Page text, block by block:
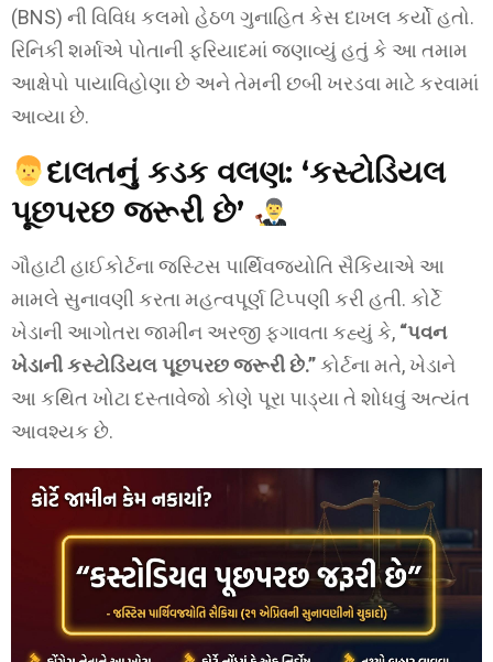
(BNS) ની વિવિધ કલમો હેઠળ ગુનાહિત કેસ દાખલ કર્યો હતો.
રિનિકી શર્માએ પોતાની ફરિયાદમાં જણાવ્યું હતું કે આ તમામ
આક્ષેપો પાયાવિહોણા છે અને તેમની છબી ખરડવા માટે કરવામાં
આવ્યા છે.
‍દાલતનું કડક વલણ: ‘કસ્ટોડિયલ
પૂછપરછ જરૂરી છે’
ગૌહાટી હાઈકોર્ટના જસ્ટિસ પાર્થિવજ્યોતિ સૈકિયાએ આ
મામલે સુનાવણી કરતા મહત્વપૂર્ણ ટિપ્પણી કરી હતી. કોર્ટે
ખેડાની આગોતરા જામીન અરજી ફગાવતા કહ્યું કે, “પવન
ખેડાની કસ્ટોડિયલ પૂછપરછ જરૂરી છે.”કોર્ટના મતે, ખેડાને
આ કથિત ખોટા દસ્તાવેજો કોણે પૂરા પાડ્યા તે શોધવું અત્યંત
આવશ્યક છે.